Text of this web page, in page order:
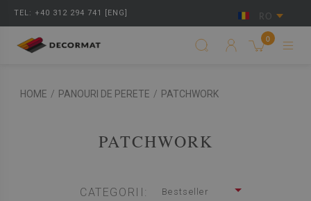
TEL: +40 312 294 741 [ENG] RO
0
HOME / PANOURI DE PERETE / PATCHWORK
PATCHWORK
CATEGORII: Bestseller